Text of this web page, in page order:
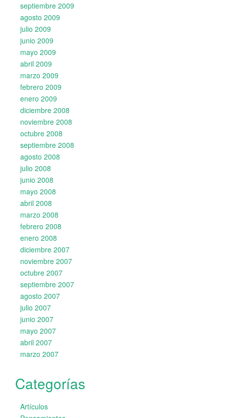
septiembre 2009
agosto 2009
julio 2009
junio 2009
mayo 2009
abril 2009
marzo 2009
febrero 2009
enero 2009
diciembre 2008
noviembre 2008
octubre 2008
septiembre 2008
agosto 2008
julio 2008
junio 2008
mayo 2008
abril 2008
marzo 2008
febrero 2008
enero 2008
diciembre 2007
noviembre 2007
octubre 2007
septiembre 2007
agosto 2007
julio 2007
junio 2007
mayo 2007
abril 2007
marzo 2007
Categorías
Artículos